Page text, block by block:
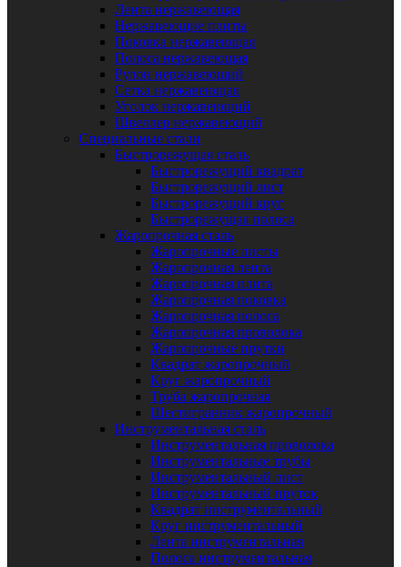
Лента нержавеющая
Нержавеющие плиты
Поковка нержавеющая
Полоса нержавеющая
Рулон нержавеющий
Сетка нержавеющая
Уголок нержавеющий
Швеллер нержавеющий
Специальные стали
Быстрорежущая сталь
Быстрорежущий квадрат
Быстрорежущий лист
Быстрорежущий круг
Быстрорежущая полоса
Жаропрочная сталь
Жаропрочные листы
Жаропрочная лента
Жаропрочная плита
Жаропрочная поковка
Жаропрочная полоса
Жаропрочная проволока
Жаропрочные прутки
Квадрат жаропрочный
Круг жаропрочный
Труба жаропрочная
Шестигранник жаропрочный
Инструментальная сталь
Инструментальная проволока
Инструментальные трубы
Инструментальный лист
Инструментальный пруток
Квадрат инструментальный
Круг инструментальный
Лента инструментальная
Полоса инструментальная